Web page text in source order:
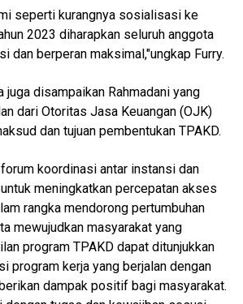
seperti kurangnya sosialisasi ke
2023 diharapkan seluruh anggota
dan berperan maksimal,"ungkap Furry.
juga disampaikan Rahmadani yang
dari Otoritas Jasa Keuangan (OJK)
dan tujuan pembentukan TPAKD.
koordinasi antar instansi dan
meningkatkan percepatan akses
rangka mendorong pertumbuhan
mewujudkan masyarakat yang
program TPAKD dapat ditunjukkan
program kerja yang berjalan dengan
dampak positif bagi masyarakat.